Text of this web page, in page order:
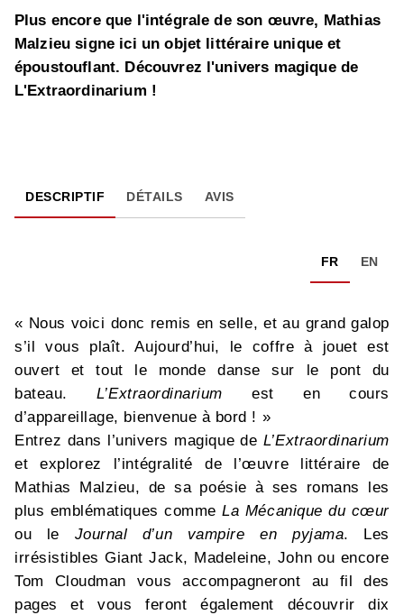
Plus encore que l'intégrale de son œuvre, Mathias
Malzieu signe ici un objet littéraire unique et
époustouflant. Découvrez l'univers magique de
L'Extraordinarium !
DESCRIPTIF DÉTAILS AVIS
FR EN
« Nous voici donc remis en selle, et au grand galop
s’il vous plaît. Aujourd’hui, le coffre à jouet est
ouvert et tout le monde danse sur le pont du
bateau. L’Extraordinarium est en cours
d’appareillage, bienvenue à bord ! »
Entrez dans l’univers magique de L’Extraordinarium
et explorez l’intégralité de l’œuvre littéraire de
Mathias Malzieu, de sa poésie à ses romans les
plus emblématiques commeLa Mécanique du cœur
ou le Journal d’un vampire en pyjama. Les
irrésistibles Giant Jack, Madeleine, John ou encore
Tom Cloudman vous accompagneront au fil des
pages et vous feront également découvrir dix